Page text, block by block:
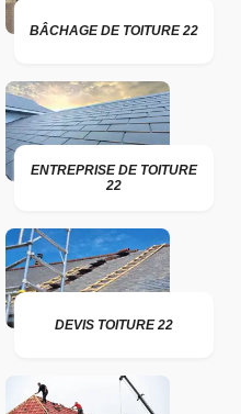
BÂCHAGE DE TOITURE 22
ENTREPRISE DE TOITURE
22
DEVIS TOITURE 22